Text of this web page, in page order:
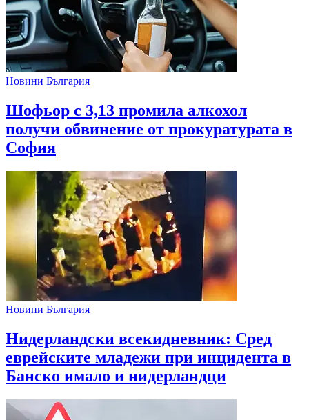
Новини България
Шофьор с 3,13 промила алкохол
получи обвинение от прокуратурата в
София
Новини България
Нидерландски всекидневник: Сред
еврейските младежи при инцидента в
Банско имало и нидерландци